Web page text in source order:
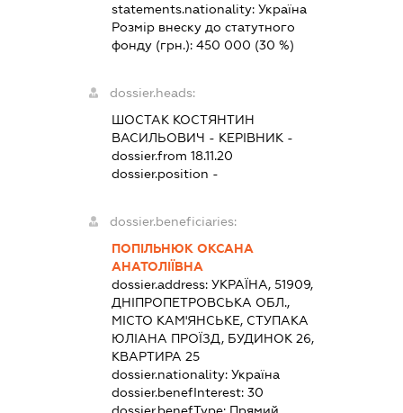
statements.nationality:Україна
Розмір внеску до статутного
фонду (грн.):450 000 (30 %)
dossier.heads:
ШОСТАК КОСТЯНТИН
ВАСИЛЬОВИЧ - КЕРІВНИК -
dossier.from 18.11.20
dossier.position -
dossier.beneficiaries:
ПОПІЛЬНЮК ОКСАНА
АНАТОЛІЇВНА
dossier.address:УКРАЇНА, 51909,
ДНІПРОПЕТРОВСЬКА ОБЛ.,
МІСТО КАМ'ЯНСЬКЕ, СТУПАКА
ЮЛІАНА ПРОЇЗД, БУДИНОК 26,
КВАРТИРА 25
dossier.nationality:Україна
dossier.benefInterest:30